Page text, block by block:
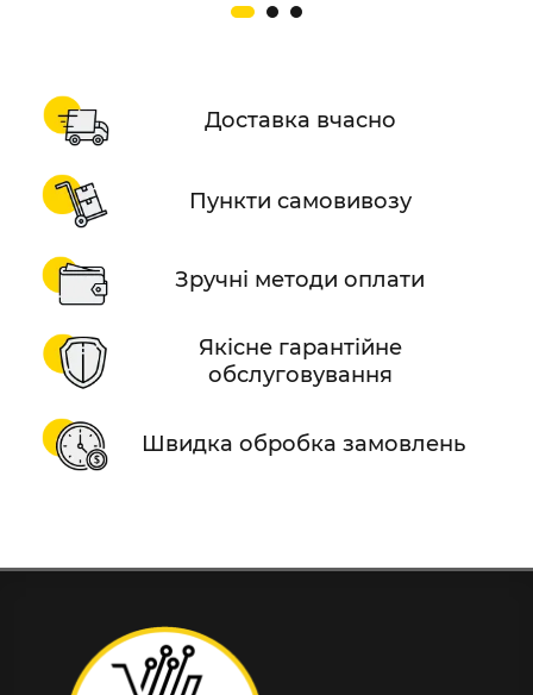
Доставка вчасно
Пункти самовивозу
Зручні методи оплати
Якісне гарантійне
обслуговування
Швидка обробка замовлень